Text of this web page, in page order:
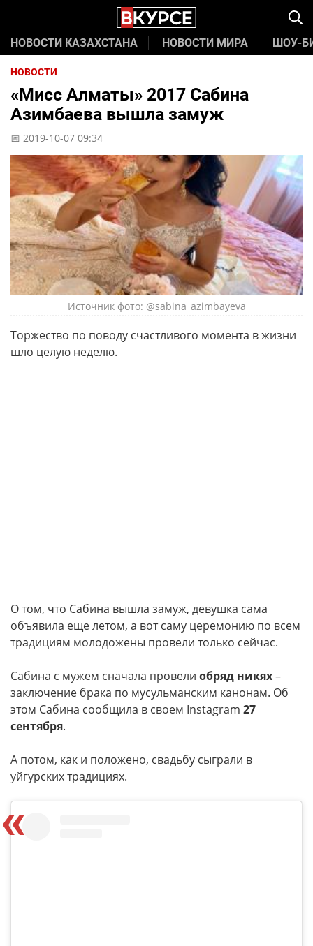
НОВОСТИ КАЗАХСТАНА НОВОСТИ МИРА ШОУ-
НОВОСТИ
«Мисс Алматы» 2017 Сабина
Азимбаева вышла замуж
📅 2019-10-07 09:34
Источник фото: @sabina_azimbayeva
Торжество по поводу счастливого момента в жизни
шло целую неделю.
О том, что Сабина вышла замуж, девушка сама
объявила еще летом, а вот саму церемонию по всем
традициям молодожены провели только сейчас.
Сабина с мужем сначала провели обряд никях–
заключение брака по мусульманским канонам. Об
этом Сабина сообщила в своем Instagram 27
сентября.
А потом, как и положено, свадьбу сыграли в
уйгурских традициях.